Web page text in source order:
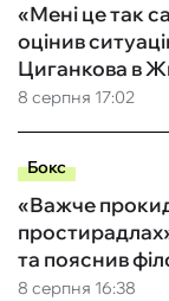
8 серпня 17:02
«Мені це так
оцінив
Циганкова в
Бокс
8 серпня 16:38
«Важче
та пояснив